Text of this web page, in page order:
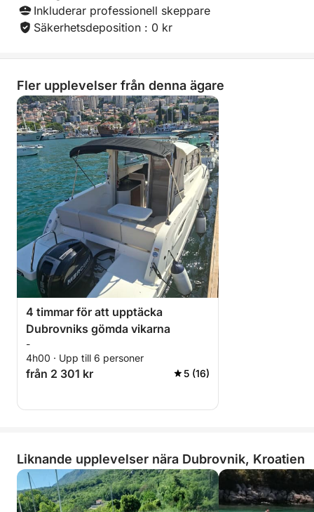
Inkluderar professionell skeppare
Säkerhetsdeposition : 0 kr
Fler upplevelser från denna ägare
4 timmar för att upptäcka
Dubrovniks gömda vikarna
-
4h00 · Upp till 6 personer
från 2 301 kr 5 (16)
Liknande upplevelser nära Dubrovnik, Kroatien